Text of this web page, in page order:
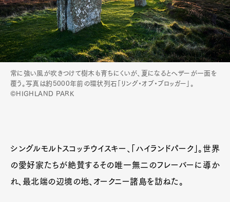
常に強い風が吹きつけて樹木も育ちにくいが、夏になるとヘザーが一面を
覆う。写真は約5000年前の環状列石「リング・オブ・ブロッガー」。
©HIGHLAND PARK
シングルモルトスコッチウイスキー、「ハイランドパーク」。世界
の愛好家たちが絶賛するその唯一無二のフレーバーに導か
れ、最北端の辺境の地、オークニー諸島を訪ねた。